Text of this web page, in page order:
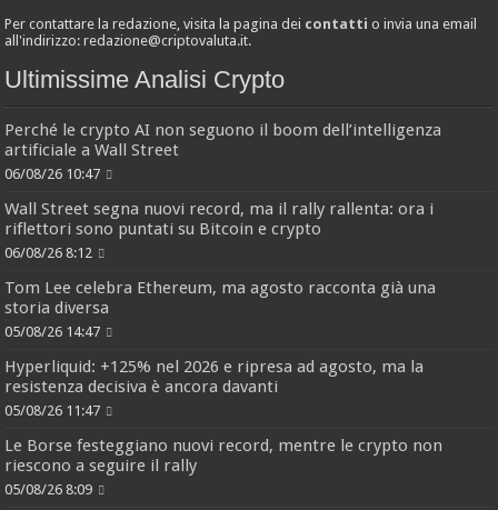
Per contattare la redazione, visita la pagina dei contatti o invia una email
all'indirizzo:redazione@criptovaluta.it.
Ultimissime Analisi Crypto
Perché le crypto AI non seguono il boom dell’intelligenza
artificiale a Wall Street
06/08/26 10:47
Wall Street segna nuovi record, ma il rally rallenta: ora i
riflettori sono puntati su Bitcoin e crypto
06/08/26 8:12
Tom Lee celebra Ethereum, ma agosto racconta già una
storia diversa
05/08/26 14:47
Hyperliquid: +125% nel 2026 e ripresa ad agosto, ma la
resistenza decisiva è ancora davanti
05/08/26 11:47
Le Borse festeggiano nuovi record, mentre le crypto non
riescono a seguire il rally
05/08/26 8:09